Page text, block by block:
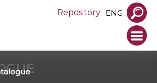
Repository ENG